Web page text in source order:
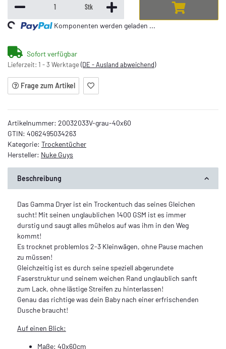
Stk
Komponenten werden geladen ...
Sofort verfügbar
Lieferzeit: 1 - 3 Werktage (DE - Ausland abweichend)
Frage zum Artikel
Artikelnummer: 20032033V-grau-40x60
GTIN: 4062495034263
Kategorie: Trockentücher
Hersteller: Nuke Guys
Beschreibung
Das Gamma Dryer ist ein Trockentuch das seines Gleichen
sucht! Mit seinen unglaublichen 1400 GSM ist es immer
durstig und saugt alles mühelos auf was ihm in den Weg
kommt!
Es trocknet problemlos 2-3 Kleinwägen, ohne Pause machen
zu müssen!
Gleichzeitig ist es durch seine speziell abgerundete
Faserstruktur und seinem weichen Rand unglaublich sanft
zum Lack, ohne lästige Streifen zu hinterlassen!
Genau das richtige was dein Baby nach einer erfrischenden
Dusche braucht!
Auf einen Blick:
Maße: 40x60cm